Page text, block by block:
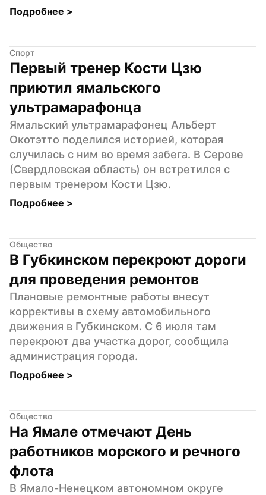
Подробнее >
Спорт
Первый тренер Кости Цзю
приютил ямальского
ультрамарафонца
Ямальский ультрамарафонец Альберт
Окотэтто поделился историей, которая
случилась с ним во время забега. В Серове
(Свердловская область) он встретился с
первым тренером Кости Цзю.
Подробнее >
Общество
В Губкинском перекроют дороги
для проведения ремонтов
Плановые ремонтные работы внесут
коррективы в схему автомобильного
движения в Губкинском. С 6 июля там
перекроют два участка дорог, сообщила
администрация города. ⁣
Подробнее >
Общество
На Ямале отмечают День
работников морского и речного
флота
В Ямало-Ненецком автономном округе